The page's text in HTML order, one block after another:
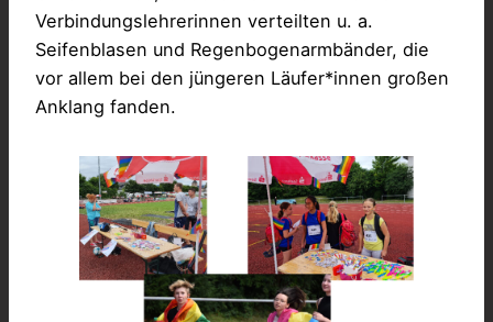
Verbindungslehrerinnen verteilten u. a.
Seifenblasen und Regenbogenarmbänder, die
vor allem bei den jüngeren Läufer*innen großen
Anklang fanden.